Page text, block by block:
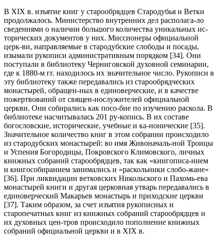
В XIX в. изъятие книг у старообрядцев Стародубья и Ветки
продолжалось. Министерство внутренних дел располага-ло
сведениями о наличии большого количества уникальных ис-
торических документов у них. Миссионеры официальной
церк-ви, направляемые в стародубские слободы и посады,
изымали рукописи административным порядком [34]. Они
поступали в библиотеку Черниговской духовной семинарии,
где к 1880-м гг. находилось их значительное число. Рукописи в
эту библиотеку также передавались из старообрядческих
монастырей, обращен-ных в единоверческие, и в качестве
пожертвований от священ-нослужителей официальной
церкви. Они собирались как посо-бие по изучению раскола. В
библиотеке насчитывалась 201 ру-копись. В их составе
богословские, исторические, учебные и ка-нонические [35].
Значительное количество книг в этом собрании происходило
из стародубских монастырей: во имя Живоначаль-ной Троицы
и Успения Богородицы, Покровского Климовского, личных
книжных собраний старообрядцев, так как «книгописа-нием
и книгособиранием занимались и «раскольники слобо-жане»
[36]. При ликвидации ветковских Никольского и Пахомь-ева
монастырей книги и другая церковная утварь передавались в
единоверческий Макарьев монастырь и приходские церкви
[37]. Таким образом, за счет изъятия рукописных и
старопечатных книг из книжных собраний старообрядцев и
их духовных цен-тров происходило пополнение книжных
собраний официальной церкви и в XIX в.